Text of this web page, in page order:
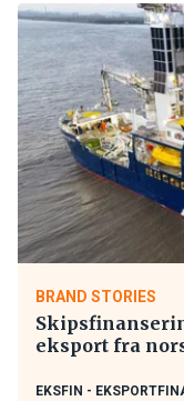
BRAND STORIES
eksport fra
EKSFIN -